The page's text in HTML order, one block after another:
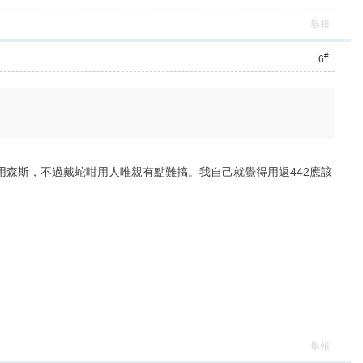
舉報
6#
斯，不過戴蛇咁用人唯親有點難搞。我自己就覺得用返442應該
舉報